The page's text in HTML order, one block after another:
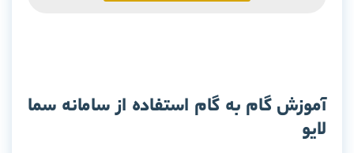
آموزش گام به گام استفاده از سامانه سما
لایو